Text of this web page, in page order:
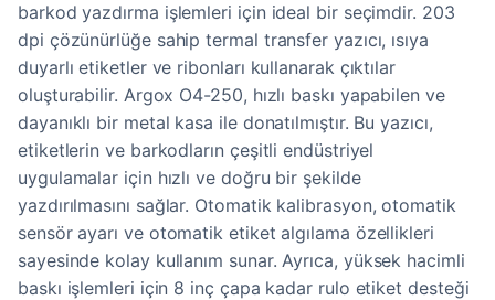
barkod yazdırma işlemleri için ideal bir seçimdir. 203
dpi çözünürlüğe sahip termal transfer yazıcı, ısıya
duyarlı etiketler ve ribonları kullanarak çıktılar
oluşturabilir. Argox O4-250, hızlı baskı yapabilen ve
dayanıklı bir metal kasa ile donatılmıştır. Bu yazıcı,
etiketlerin ve barkodların çeşitli endüstriyel
uygulamalar için hızlı ve doğru bir şekilde
yazdırılmasını sağlar. Otomatik kalibrasyon, otomatik
sensör ayarı ve otomatik etiket algılama özellikleri
sayesinde kolay kullanım sunar. Ayrıca, yüksek hacimli
baskı işlemleri için 8 inç çapa kadar rulo etiket desteği